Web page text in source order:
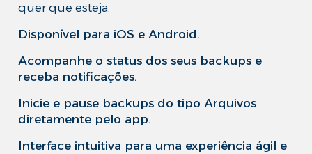
quer que esteja.
Disponível para iOS e Android.
Acompanhe o status dos seus backups e
receba notificações.
Inicie e pause backups do tipo Arquivos
diretamente pelo app.
Interface intuitiva para uma experiência ágil e